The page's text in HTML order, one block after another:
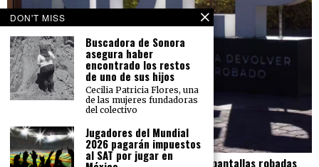
El Indep pierde más de 23 mdp en carros y pantallas robadas
DON'T MISS
Buscadora de Sonora
asegura haber
encontrado los restos
de uno de sus hijos
Cecilia Patricia Flores, una
de las mujeres fundadoras
del colectivo
Jugadores del Mundial
2026 pagarán impuestos
al SAT por jugar en